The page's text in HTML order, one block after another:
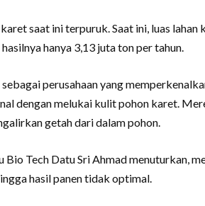
saat ini terpuruk. Saat ini, luas lahan
hanya 3,13 juta ton per tahun.
perusahaan yang
dengan melukai kulit pohon karet.
getah dari dalam pohon.
Bio Tech Datu Sri Ahmad menuturkan,
hasil panen tidak optimal.